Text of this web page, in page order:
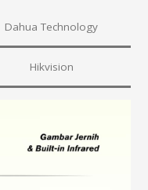
Dahua Technology
Hikvision